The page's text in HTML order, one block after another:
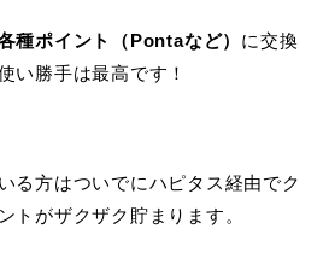
種ポイント（Pontaなど） に交換
い勝手は最高です！
る方はついでにハピタス経由でク
トがザクザク貯まります。